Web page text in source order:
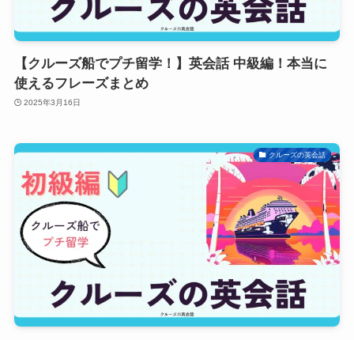
【クルーズ船でプチ留学！】英会話 中級編！本当に
使えるフレーズまとめ
2025年3月16日
クルーズの英会話